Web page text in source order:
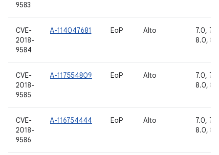
9583
CVE-
2018-
9584
A-114047681 EoP Alto
7.0,
8.0,
CVE-
2018-
9585
A-117554809 EoP Alto
7.0,
8.0,
CVE-
2018-
9586
A-116754444 EoP Alto
7.0,
8.0,